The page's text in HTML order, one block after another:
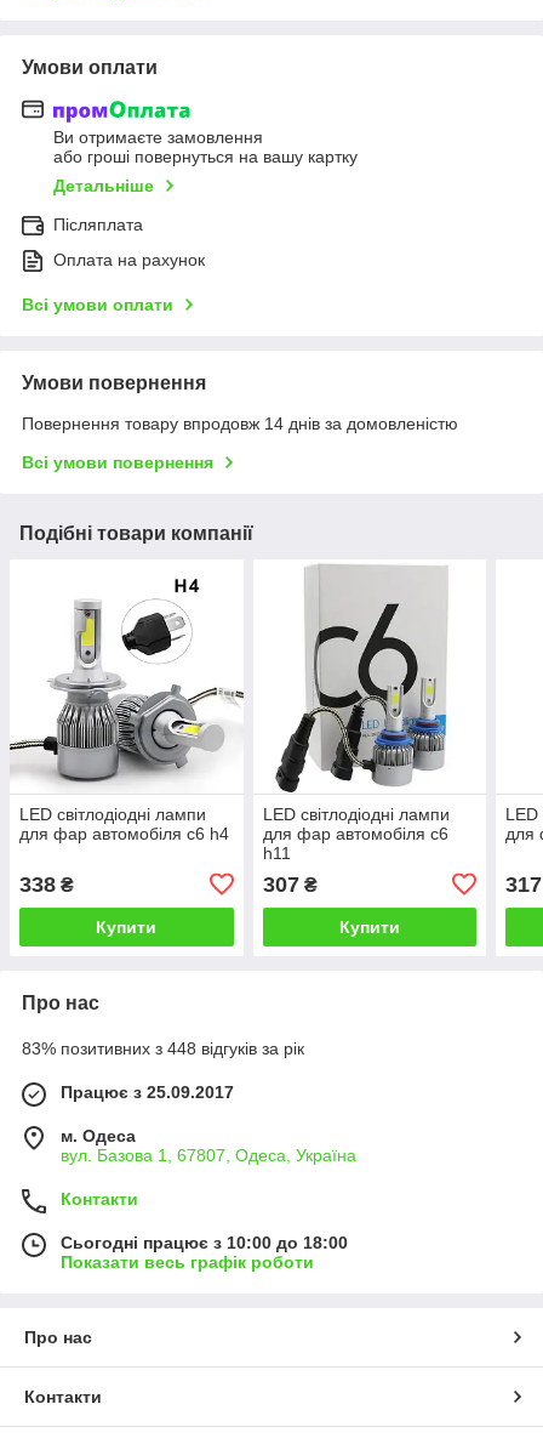
Умови оплати
Ви отримаєте замовлення
або гроші повернуться на вашу картку
Детальніше
Післяплата
Оплата на рахунок
Всі умови оплати
Умови повернення
Повернення товару впродовж 14 днів за домовленістю
Всі умови повернення
Подібні товари компанії
LED світлодіодні лампи
для фар автомобіля c6 h4
338 ₴
Купити
LED світлодіодні лампи
для фар автомобіля c6
h11
307₴
Купити
LED
для
317
Про нас
83% позитивних з 448 відгуків за рік
Працює з 25.09.2017
м. Одеса
вул. Базова 1, 67807, Одеса, Україна
Контакти
Сьогодні працює з 10:00 до 18:00
Показати весь графік роботи
Про нас
Контакти